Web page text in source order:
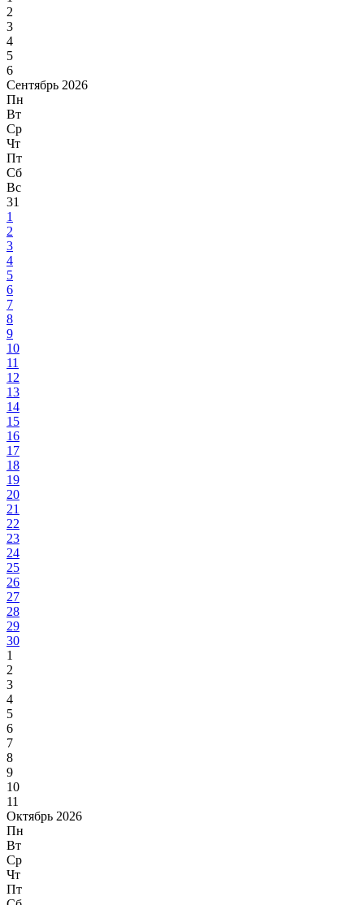
2
3
4
5
6
Сентябрь 2026
Пн
Вт
Ср
Чт
Пт
Сб
Вс
31
1
2
3
4
5
6
7
8
9
10
11
12
13
14
15
16
17
18
19
20
21
22
23
24
25
26
27
28
29
30
1
2
3
4
5
6
7
8
9
10
11
Октябрь 2026
Пн
Вт
Ср
Чт
Пт